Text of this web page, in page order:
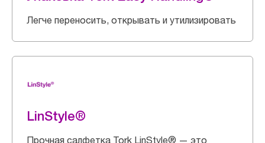
Легче переносить, открывать и утилизировать
LinStyle®
Прочная салфетка Tork LinStyle® — это